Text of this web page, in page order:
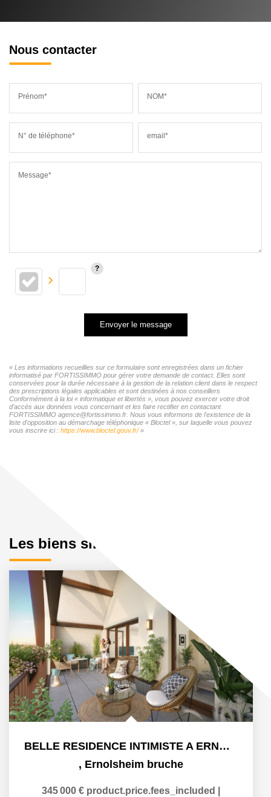
Nous contacter
Prénom* NOM*
N° de téléphone* email*
Message*
Envoyer le message
« Les informations recueillies sur ce formulaire sont enregistrées dans un fichier
informatisé par FORTISSIMMO pour gérer votre demande de contact. Elles sont
conservées pour la durée nécessaire à la gestion de la relation client dans le respect
des prescriptions légales applicables et sont destinées à nos conseillers
Conformément à la loi « informatique et libertés », vous pouvez exercer votre droit
d'accès aux données vous concernant et les faire rectifier en contactant
FORTISSIMMO agence@fortissimmo.fr. Nous vous informons de l'existence de la
liste d'opposition au démarchage téléphonique « Bloctel », sur laquelle vous pouvez
vous inscrire ici : https://www.bloctel.gouv.fr/»
Les biens similaires
BELLE RESIDENCE INTIMISTE A ERNOLSHEIM/BRUCHE
, Ernolsheim bruche
345 000 € product.price.fees_included